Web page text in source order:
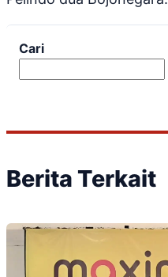
Cari
Berita Terkait